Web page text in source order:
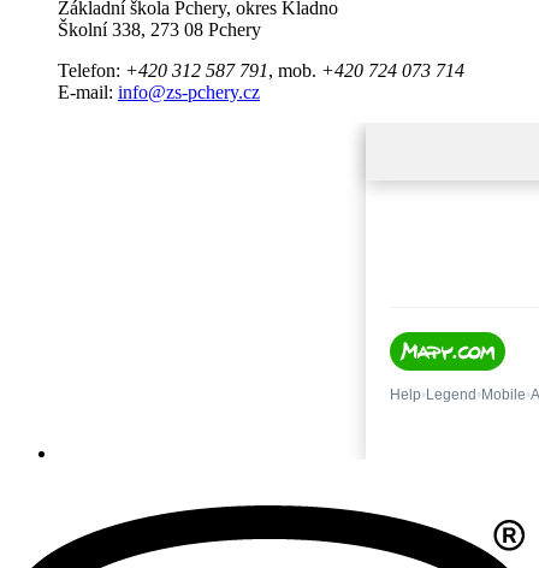
Základní škola Pchery, okres Kladno
Školní 338, 273 08 Pchery
Telefon: +420 312 587 791, mob. +420 724 073 714
E-mail: info@zs-pchery.cz